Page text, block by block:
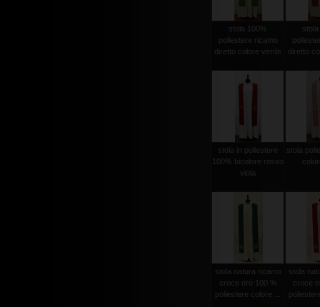
stola 100%
poliestere ricamo
diretto colore verde
diretto
stola in poliestere
100% bicolore rosso
viola
stola
stola natura ricamo
croce oro 100 %
poliestere colore ...
stola
croce